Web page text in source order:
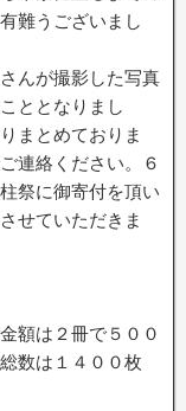
難うございまし
んが撮影した写真
ととなりまし
まとめておりま
連絡ください。６
祭に御寄付を頂い
せていただきま
額は２冊で５００
数は１４００枚